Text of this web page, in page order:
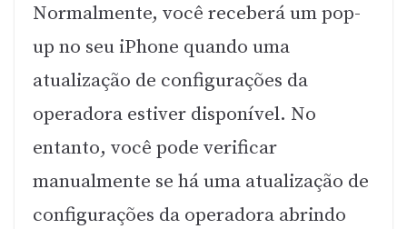
Normalmente, você receberá um pop-
up no seu iPhone quando uma
atualização de configurações da
operadora estiver disponível. No
entanto, você pode verificar
manualmente se há uma atualização de
configurações da operadora abrindo